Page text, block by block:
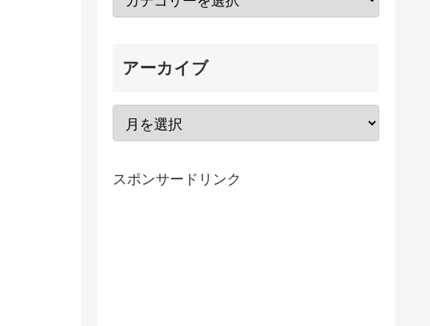
アーカイブ
スポンサードリンク